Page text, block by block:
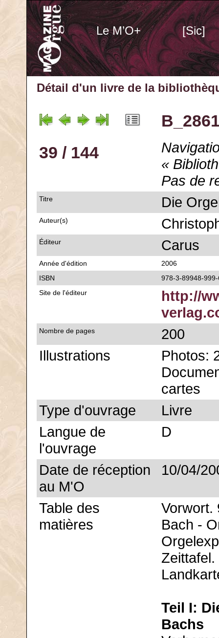
Le M’O+ [Sic]
Détail d'un livre de la
39 / 144
«
Pas de
Titre Die
Auteur(s)
Éditeur Carus
Année d'édition
2006
ISBN
978-3-89948-
Site de l'éditeur
http://
Nombre de pages
200
Illustrations
Photos:
cartes
Type d'ouvrage
Livre
Langue de
l'ouvrage
D
Date de réception
au M'O
10/04/
Table des
matières
Vorwort.
Bach -
Zeittafel.
Teil I:
Bachs